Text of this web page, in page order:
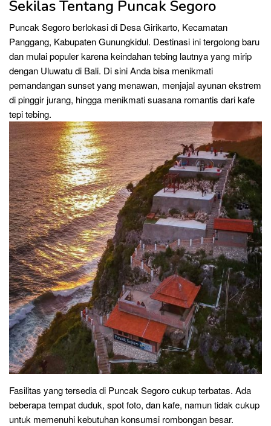
Sekilas Tentang Puncak Segoro
Puncak Segoro berlokasi di Desa Girikarto, Kecamatan
Panggang, Kabupaten Gunungkidul. Destinasi ini tergolong baru
dan mulai populer karena keindahan tebing lautnya yang mirip
dengan Uluwatu di Bali. Di sini Anda bisa menikmati
pemandangan sunset yang menawan, menjajal ayunan ekstrem
di pinggir jurang, hingga menikmati suasana romantis dari kafe
tepi tebing.
Fasilitas yang tersedia di Puncak Segoro cukup terbatas. Ada
beberapa tempat duduk, spot foto, dan kafe, namun tidak cukup
untuk memenuhi kebutuhan konsumsi rombongan besar.